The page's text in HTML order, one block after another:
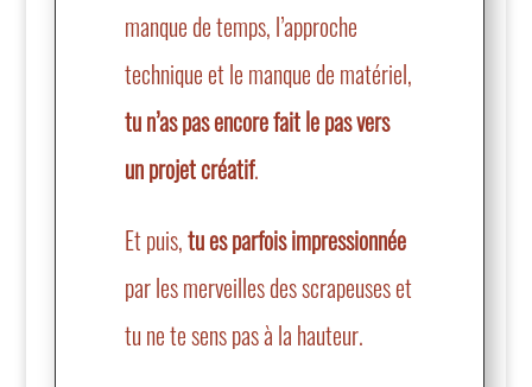
manque de temps, l’approche
technique et le manque de matériel,
tu n’as pas encore fait le pas vers
un projet créatif.
Et puis,tu es parfois impressionnée
par les merveilles des scrapeuses et
tu ne te sens pas à la hauteur.